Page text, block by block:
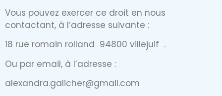
Vous pouvez exercer ce droit en nous
contactant, à l’adresse suivante :
18 rue romain rolland 94800 villejuif .
Ou par email, à l’adresse :
alexandra.galicher@gmail.com